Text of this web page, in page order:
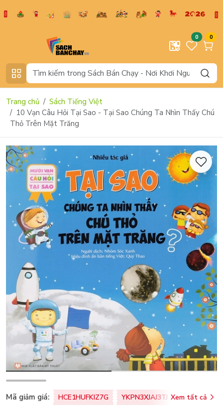
0 0
Trang chủ
Sách Tiếng Việt
10 Vạn Câu Hỏi Tại Sao - Tại Sao Chúng Ta Nhìn Thấy Chú
Thỏ Trên Mặt Trăng
Mã giảm giá: HCE1HUFKIZ7G YKPN3XJAJ3TJ Xem tất cả